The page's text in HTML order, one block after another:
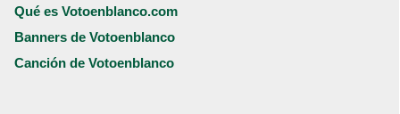
Qué es Votoenblanco.com
Banners de Votoenblanco
Canción de Votoenblanco